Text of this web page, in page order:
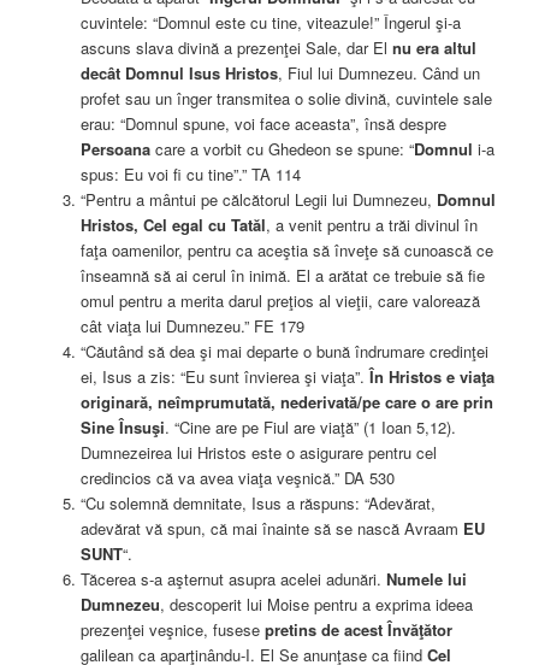
cuvintele: “Domnul este cu tine, viteazule!” Îngerul şi-a
ascuns slava divină a prezenţei Sale, dar El nu era altul
decât Domnul Isus Hristos, Fiul lui Dumnezeu. Când un
profet sau un înger transmitea o solie divină, cuvintele sale
erau: “Domnul spune, voi face aceasta”, însă despre
Persoanacare a vorbit cu Ghedeon se spune: “Domnul i-a
spus: Eu voi fi cu tine”.” TA 114
“Pentru a mântui pe călcătorul Legii lui Dumnezeu, Domnul
Hristos, Cel egal cu Tatăl, a venit pentru a trăi divinul în
faţa oamenilor, pentru ca aceştia să înveţe să cunoască ce
înseamnă să ai cerul în inimă. El a arătat ce trebuie să fie
omul pentru a merita darul preţios al vieţii, care valorează
cât viaţa lui Dumnezeu.” FE 179
“Căutând să dea şi mai departe o bună îndrumare credinţei
ei, Isus a zis: “Eu sunt învierea şi viaţa”.În Hristos e viaţa
originară, neîmprumutată, nederivată/pe care o are prin
Sine Însuşi. “Cine are pe Fiul are viaţă” (1 Ioan 5,12).
Dumnezeirea lui Hristos este o asigurare pentru cel
credincios că va avea viaţa veşnică.” DA 530
“Cu solemnă demnitate, Isus a răspuns: “Adevărat,
adevărat vă spun, că mai înainte să se nască Avraam EU
SUNT“.
Tăcerea s-a aşternut asupra acelei adunări. Numele lui
Dumnezeu, descoperit lui Moise pentru a exprima ideea
prezenţei veşnice, fusese pretins de acest Învăţător
galilean ca aparţinându-I. El Se anunţase ca fiind Cel